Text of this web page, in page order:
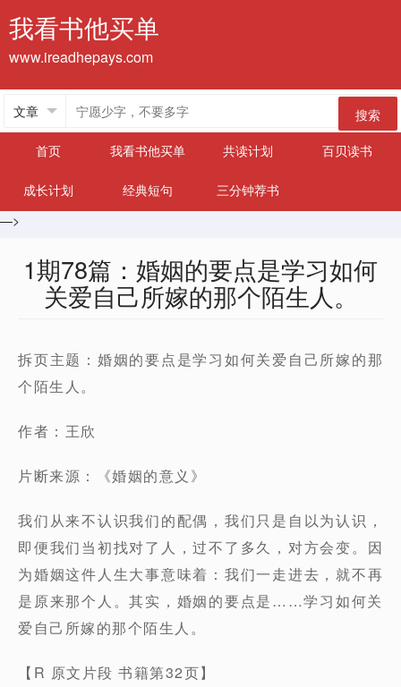
我看书他买单
www.ireadhepays.com
搜索
首页
我看书他买单 共读计划 百贝读书
成长计划 经典短句
三分钟荐书
—>
1期78篇：婚姻的要点是学习如何
关爱自己所嫁的那个陌生人。
拆页主题：婚姻的要点是学习如何关爱自己所嫁的那
个陌生人。
作者：王欣
片断来源：《婚姻的意义》
我们从来不认识我们的配偶，我们只是自以为认识，
即便我们当初找对了人，过不了多久，对方会变。因
为婚姻这件人生大事意味着：我们一走进去，就不再
是原来那个人。其实，婚姻的要点是……学习如何关
爱自己所嫁的那个陌生人。
【R 原文片段 书籍第32页】